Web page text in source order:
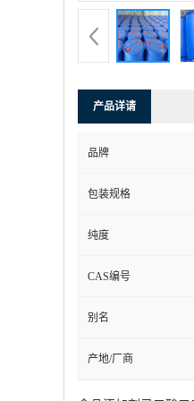
产品详请
品牌
包装规格
纯度
CAS编号
别名
产地/厂商